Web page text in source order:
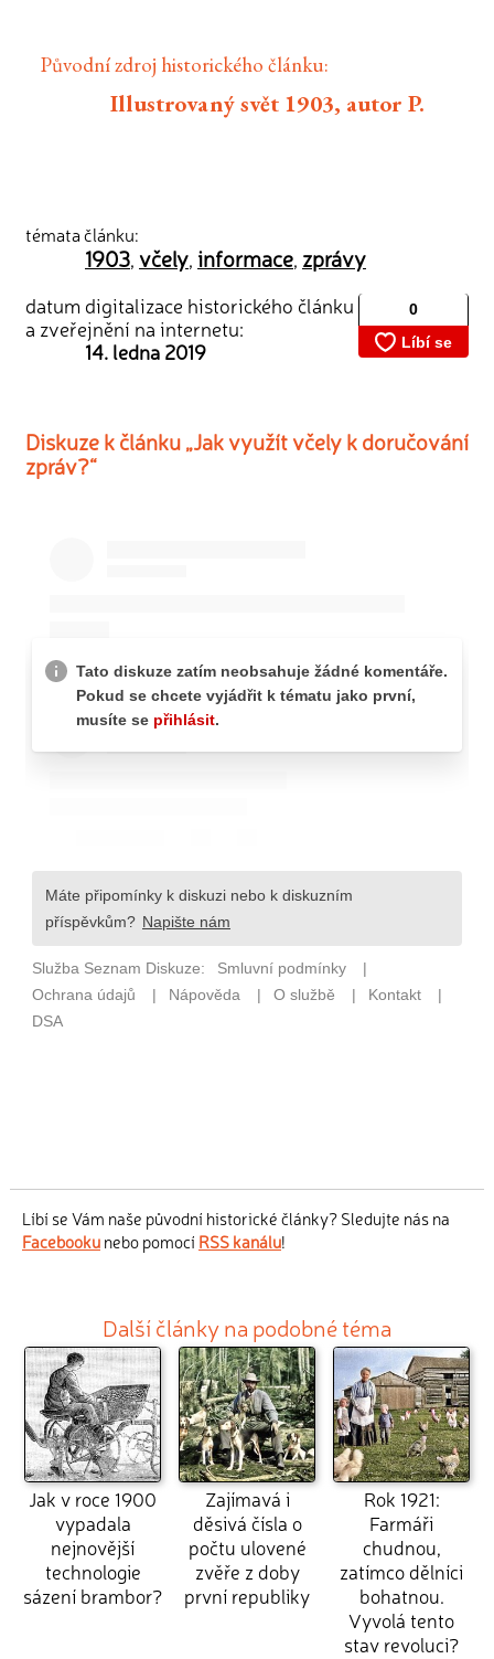
Původní zdroj historického článku:
Illustrovaný svět 1903, autor P.
témata článku:
1903, včely, informace, zprávy
datum digitalizace historického článku
a zveřejnění na internetu:
14. ledna 2019
Diskuze k článku „Jak využít včely k doručování
zpráv?“
Líbí se Vám naše původní historické články? Sledujte nás na
Facebookunebo pomocí RSS kanálu!
Další články na podobné téma
Jak v roce 1900
vypadala
nejnovější
technologie
sázení brambor?
Zajímavá i
děsivá čísla o
počtu ulovené
zvěře z doby
první republiky
Rok 1921:
Farmáři
chudnou,
zatímco dělníci
bohatnou.
Vyvolá tento
stav revoluci?